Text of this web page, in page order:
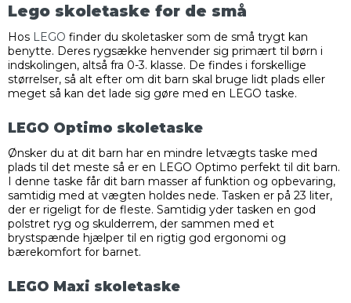
Lego skoletaske for de små
Hos LEGO finder du skoletasker som de små trygt kan
benytte. Deres rygsække henvender sig primært til børn i
indskolingen, altså fra 0-3. klasse. De findes i forskellige
størrelser, så alt efter om dit barn skal bruge lidt plads eller
meget så kan det lade sig gøre med en LEGO taske.
LEGO Optimo skoletaske
Ønsker du at dit barn har en mindre letvægts taske med
plads til det meste så er en LEGO Optimo perfekt til dit barn.
I denne taske får dit barn masser af funktion og opbevaring,
samtidig med at vægten holdes nede. Tasken er på 23 liter,
der er rigeligt for de fleste. Samtidig yder tasken en god
polstret ryg og skulderrem, der sammen med et
brystspænde hjælper til en rigtig god ergonomi og
bærekomfort for barnet.
LEGO Maxi skoletaske